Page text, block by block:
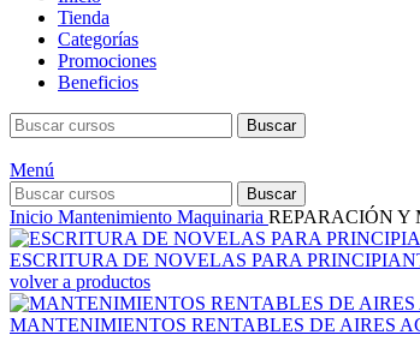
Tienda
Categorías
Promociones
Beneficios
Buscar
Menú
Buscar
Inicio Mantenimiento Maquinaria REPARACIÓN Y
ESCRITURA DE NOVELAS PARA
volver a productos
MANTENIMIENTOS RENTABLES DE AIRES